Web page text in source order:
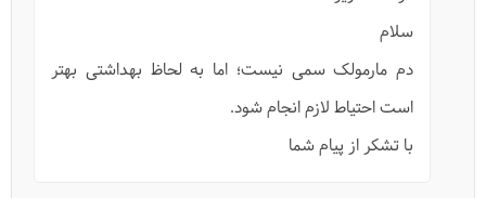
حیات وحش-فوک خزری
سلام
دم مارمولک سمی نیست؛ اما به لحاظ بهداشتی بهتر
است احتیاط لازم انجام شود.
با تشکر از پیام شما